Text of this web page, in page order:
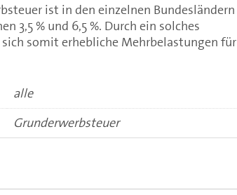
ist in den einzelnen Bundesländern
3,5 % und 6,5 %. Durch ein solches
somit erhebliche Mehrbelastungen für
alle
Grunderwerbsteuer